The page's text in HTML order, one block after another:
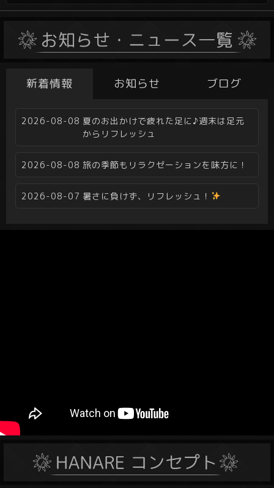
新着情報 お知らせ ブログ
2026-08-08 夏のお出かけで疲れた足に♪週末は足元
からリフレッシュ
2026-08-08 旅の季節もリラクゼーションを味方に！
2026-08-07 暑さに負けず、リフレッシュ！